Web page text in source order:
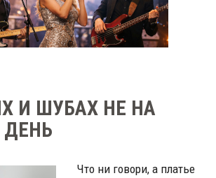
И ШУБАХ НЕ НА
Что ни говори, а платье